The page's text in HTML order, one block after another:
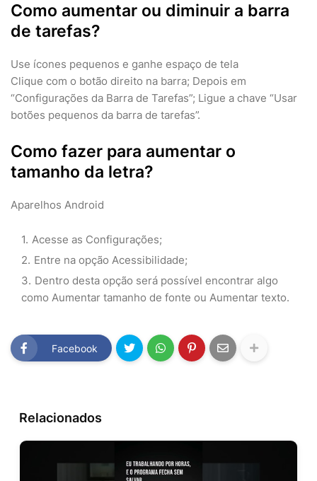
Como aumentar ou diminuir a barra
de tarefas?
Use ícones pequenos e ganhe espaço de tela
Clique com o botão direito na barra; Depois em
“Configurações da Barra de Tarefas”; Ligue a chave “Usar
botões pequenos da barra de tarefas”.
Como fazer para aumentar o
tamanho da letra?
Aparelhos Android
Acesse as Configurações;
Entre na opção Acessibilidade;
Dentro desta opção será possível encontrar algo
como Aumentar tamanho de fonte ou Aumentar texto.
Facebook
Relacionados